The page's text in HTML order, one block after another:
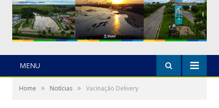
MENU
Home » Notícias » Vacinação Delivery